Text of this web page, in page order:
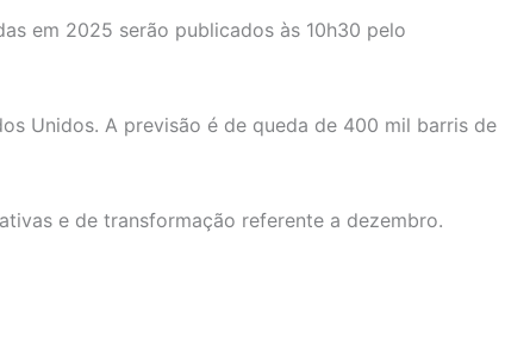
em 2025 serão publicados às 10h30 pelo
Unidos. A previsão é de queda de 400 mil barris de
e de transformação referente a dezembro.